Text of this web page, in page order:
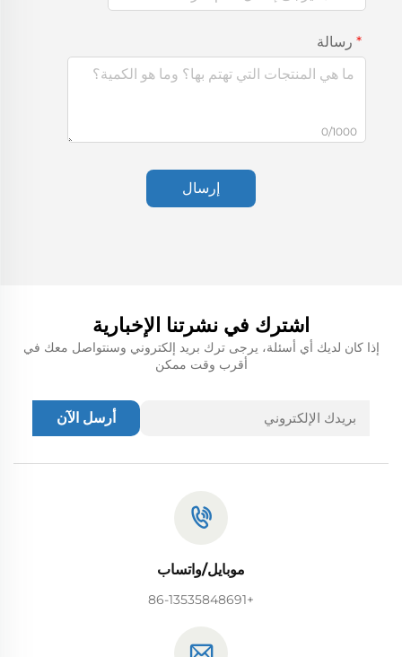
رسالة
0/1000
إرسال
اشترك في نشرتنا الإخبارية
إذا كان لديك أي أسئلة، يرجى ترك بريد إلكتروني وسنتواصل معك في
أقرب وقت ممكن
أرسل الآن
موبايل/واتساب
+86-13535848691